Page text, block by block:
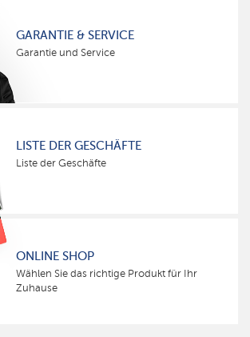
GARANTIE & SERVICE
Garantie und Service
LISTE DER GESCHÄFTE
Liste der Geschäfte
ONLINE SHOP
Wählen Sie das richtige Produkt für Ihr
Zuhause